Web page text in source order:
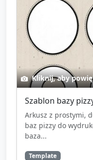
Kliknij, aby
Szablon bazy
Arkusz z prostymi,
baz pizzy do
baza...
Template